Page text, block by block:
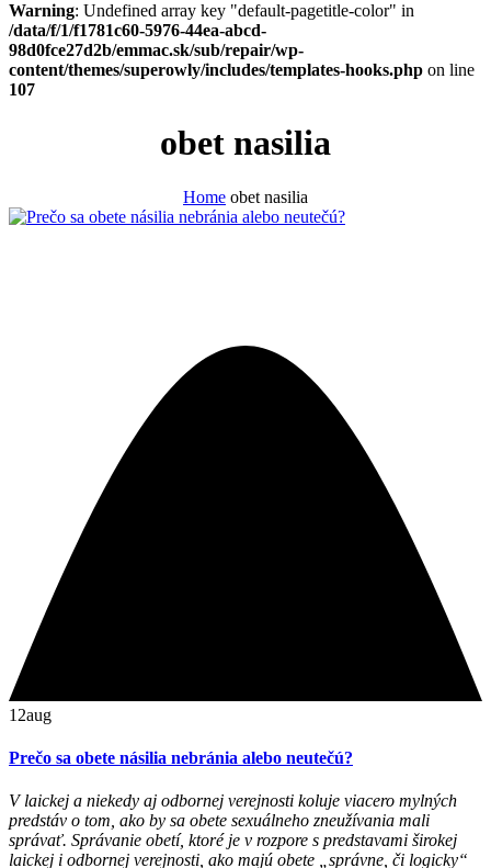
Warning: Undefined array key "default-pagetitle-color" in
/data/f/1/f1781c60-5976-44ea-abcd-
98d0fce27d2b/emmac.sk/sub/repair/wp-
content/themes/superowly/includes/templates-hooks.php on line
107
obet nasilia
Home obet nasilia
12aug
Prečo sa obete násilia nebránia alebo neutečú?
V laickej a niekedy aj odbornej verejnosti koluje viacero mylných
predstáv o tom, ako by sa obete sexuálneho zneužívania mali
správať. Správanie obetí, ktoré je v rozpore s predstavami širokej
laickej i odbornej verejnosti, ako majú obete „správne, či logicky“